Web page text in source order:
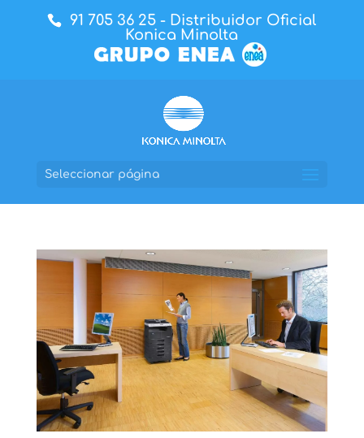
91 705 36 25 - Distribuidor Oficial
Konica Minolta
Seleccionar página